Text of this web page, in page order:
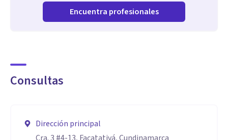
Encuentra profesionales
Consultas
Dirección principal